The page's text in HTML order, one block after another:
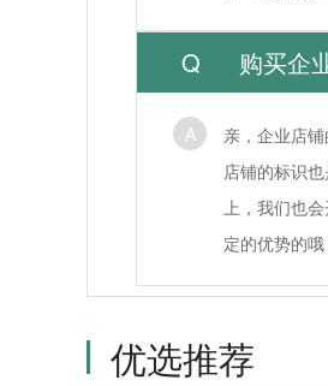
购买企
亲，企业店
店铺的标识
上，我们也
定的优势的哦
优选推荐